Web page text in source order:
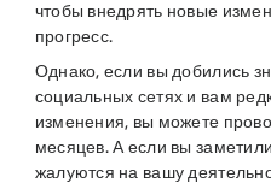
чтобы внедрять новые
прогресс.
Однако, если вы добились
социальных сетях и вам
изменения, вы можете
месяцев. А если вы
жалуются на вашу